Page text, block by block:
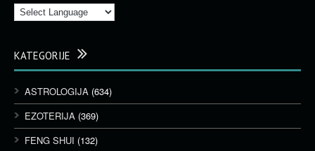
KATEGORIJE
ASTROLOGIJA (634)
EZOTERIJA (369)
FENG SHUI (132)